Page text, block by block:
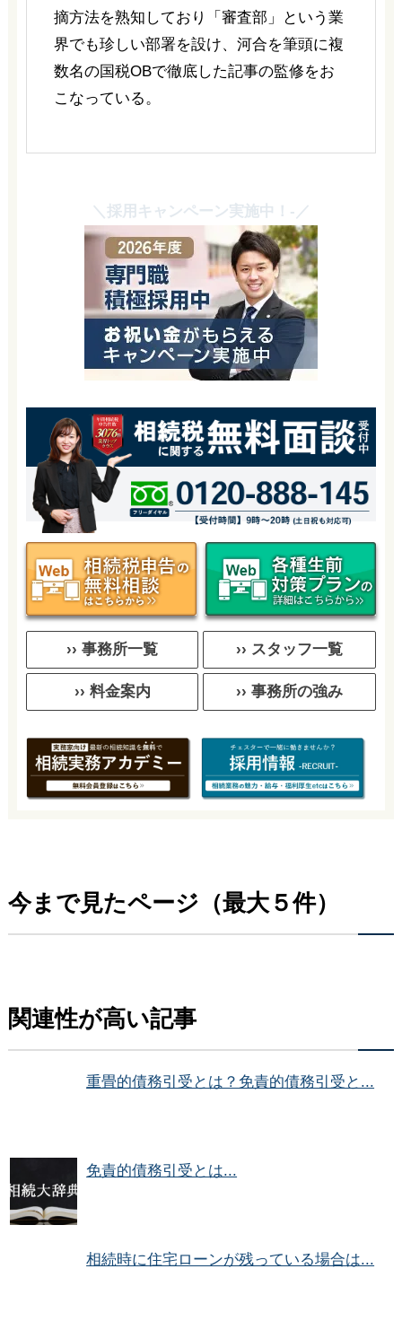
摘方法を熟知しており「審査部」という業
界でも珍しい部署を設け、河合を筆頭に複
数名の国税OBで徹底した記事の監修をお
こなっている。
＼採用キャンペーン実施中！-／
›› 事務所一覧 ›› スタッフ一覧
›› 料金案内 ›› 事務所の強み
今まで見たページ（最大５件）
関連性が高い記事
重畳的債務引受とは？免責的債務引受と...
免責的債務引受とは...
相続時に住宅ローンが残っている場合は...